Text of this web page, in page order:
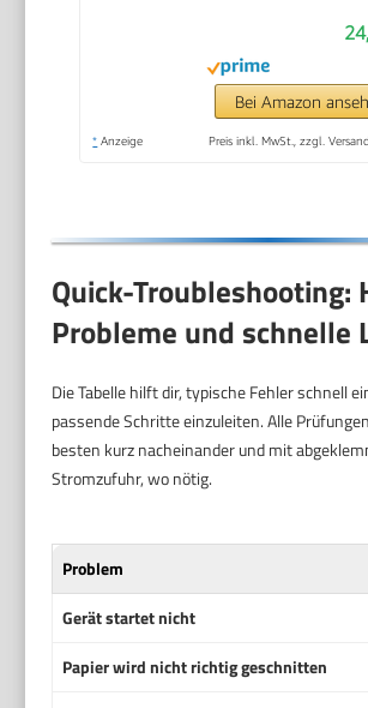
Bei Amazon
* Anzeige Preis inkl. MwSt., zzgl.
Quick-Troubleshooting:
Probleme und schnelle
Die Tabelle hilft dir, typische Fehler schnell
passende Schritte einzuleiten. Alle
besten kurz nacheinander und mit
Stromzufuhr, wo nötig.
Problem
Gerät startet nicht
Papier wird nicht richtig geschnitten